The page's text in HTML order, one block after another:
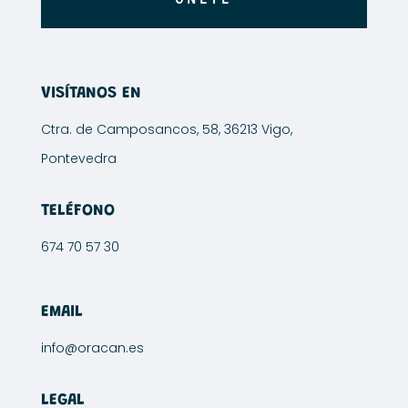
VISÍTANOS EN
Ctra. de Camposancos, 58, 36213 Vigo,
Pontevedra
TELÉFONO
674 70 57 30
EMAIL
info@oracan.es
LEGAL